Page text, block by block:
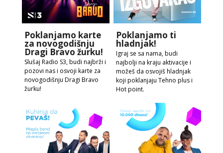
Poklanjamo karte
za novogodišnju
Dragi Bravo žurku!
Slušaj Radio S3, budi najbrži i
pozovi nas i osvoji karte za
novogodišnju Dragi Bravo
žurku!
Poklanjamo ti
hladnjak!
Igraj se sa nama, budi
najbolji na kraju aktivacije i
možeš da osvojiš hladnjak
koji poklanjaju Tehno plus i
Hot point.